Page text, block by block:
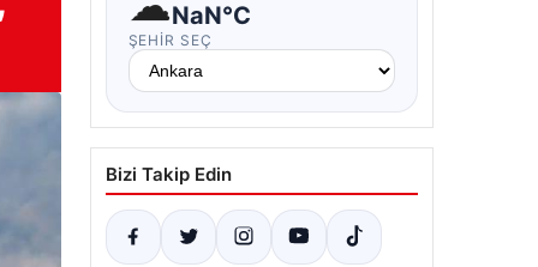
NaN°C
ŞEHIR SEÇ
Bizi Takip Edin